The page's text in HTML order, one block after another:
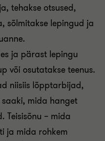
tehakse otsused,
sõlmitakse lepingud ja
ja pärast lepingu
või osutatakse teenus.
niisiis lõpptarbijad,
mida hanget
Teisisõnu – mida
ja mida rohkem